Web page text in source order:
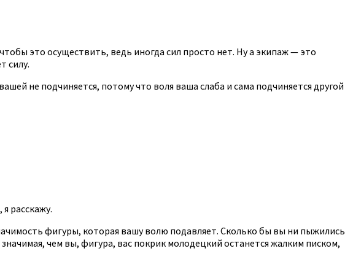
это осуществить, ведь иногда сил просто нет. Ну а экипаж — это
силу.
не подчиняется, потому что воля ваша слаба и сама подчиняется другой
расскажу.
фигуры, которая вашу волю подавляет. Сколько бы вы ни пыжились
чем вы, фигура, вас покрик молодецкий останется жалким писком,